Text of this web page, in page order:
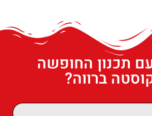
תכנון החופשה
ברווה?